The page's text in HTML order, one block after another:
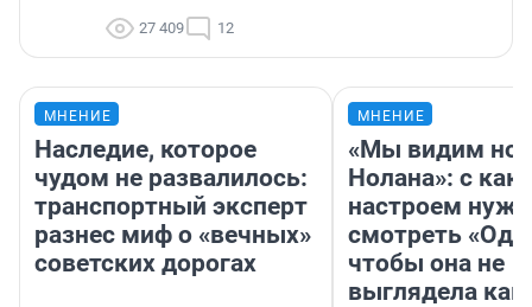
27 409 12
МНЕНИЕ
Наследие, которое
чудом не развалилось:
транспортный эксперт
разнес миф о «вечных»
советских дорогах
МНЕНИЕ
«Мы видим
Нолана»: с
настроем
смотреть
чтобы она не
выглядела как